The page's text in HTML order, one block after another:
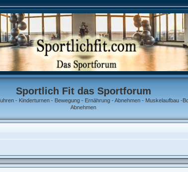
Sportlich Fit das Sportforum
- Kinderturnen - Bewegung - Ernährung - Abnehmen - Muskelaufbau -
Abnehmen